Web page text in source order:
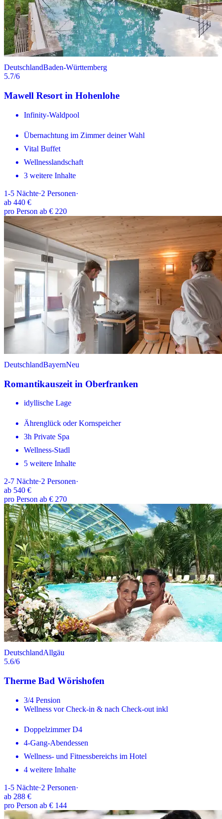
DeutschlandBaden-Württemberg
5.7/6
Mawell Resort in Hohenlohe
Infinity-Waldpool
Übernachtung im Zimmer deiner Wahl
Vital Buffet
Wellnesslandschaft
3 weitere Inhalte
1-5 Nächte·2 Personen·
ab 440 €
pro Person ab € 220
DeutschlandBayernNeu
Romantikauszeit in Oberfranken
idyllische Lage
Ährenglück oder Kornspeicher
3h Private Spa
Wellness-Stadl
5 weitere Inhalte
2-7 Nächte·2 Personen·
ab 540 €
pro Person ab € 270
DeutschlandAllgäu
5.6/6
Therme Bad Wörishofen
3/4 Pension
Wellness vor Check-in & nach Check-out inkl
Doppelzimmer D4
4-Gang-Abendessen
Wellness- und Fitnessbereichs im Hotel
4 weitere Inhalte
1-5 Nächte·2 Personen·
ab 288 €
pro Person ab € 144